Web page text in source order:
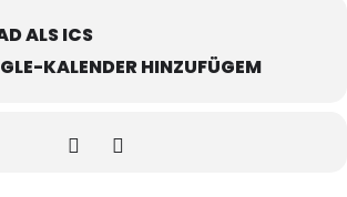
ALS ICS
KALENDER HINZUFÜGEM